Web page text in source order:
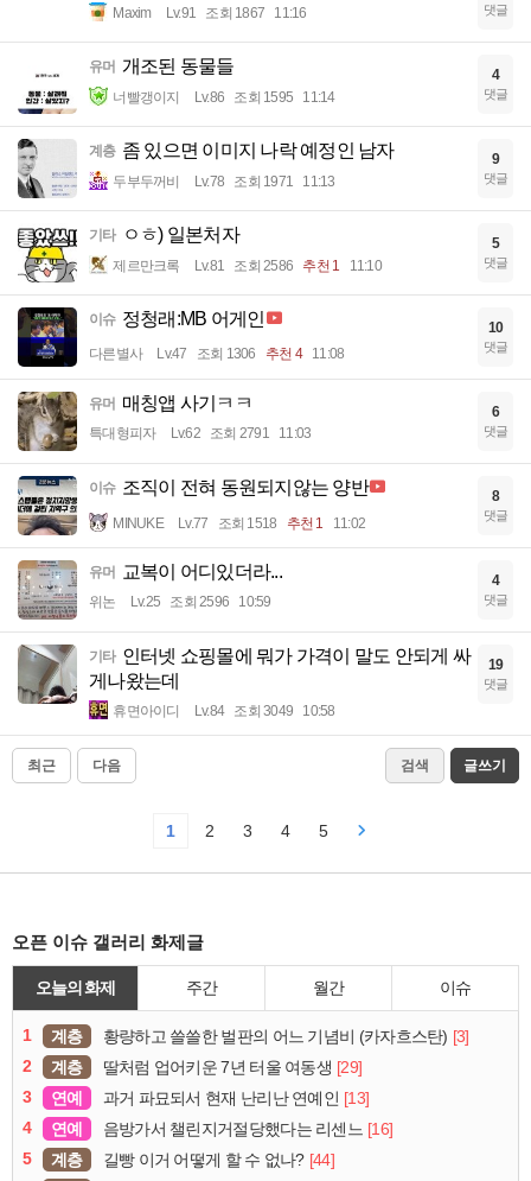
Maxim Lv.91 조회 1867 11:16 댓글
유머 개조된 동물들
너빨갱이지 Lv.86 조회 1595 11:14
4
댓글
계층 좀 있으면 이미지 나락 예정인 남자
두부두꺼비 Lv.78 조회 1971 11:13
9
댓글
기타 ㅇㅎ) 일본처자
제르만크록 Lv.81 조회 2586 추천 1 11:10
5
댓글
이슈 정청래:MB 어게인
다른별사 Lv.47 조회 1306 추천 4 11:08
10
댓글
유머 매칭앱 사기ㅋㅋ
특대형피자 Lv.62 조회 2791 11:03
6
댓글
이슈 조직이 전혀 동원되지않는 양반
MINUKE Lv.77 조회 1518 추천 1 11:02
8
댓글
유머 교복이 어디있더라...
위논 Lv.25 조회 2596 10:59
4
댓글
기타 인터넷 쇼핑몰에 뭐가 가격이 말도 안되게 싸
게나왔는데
휴면아이디 Lv.84 조회 3049 10:58
19
댓글
최근 다음 검색 글쓰기
1 2 3 4 5
오픈 이슈 갤러리 화제글
오늘의 화제 주간 월간 이슈
1 계층 황량하고 쓸쓸한 벌판의 어느 기념비 (카자흐스탄) [3]
2
계층 딸처럼 업어키운 7년 터울 여동생 [29]
3
연예 과거 파묘되서 현재 난리난 연예인 [13]
4
연예 음방가서 챌린지거절당했다는 리센느 [16]
5
계층 길빵 이거 어떻게 할 수 없나? [44]